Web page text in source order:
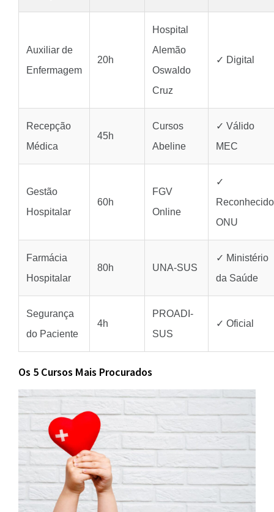
Auxiliar de
Enfermagem
20h
Hospital
Alemão
Oswaldo
Cruz
✓ Digital
Recepção
Médica
45h
Cursos
Abeline
✓ Válido
MEC
Gestão
Hospitalar
60h
FGV
Online
✓
Reconhecido
ONU
Farmácia
Hospitalar
80h UNA-SUS
✓ Ministério
da Saúde
Segurança
do Paciente
4h
PROADI-
SUS
✓ Oficial
Os 5 Cursos Mais Procurados